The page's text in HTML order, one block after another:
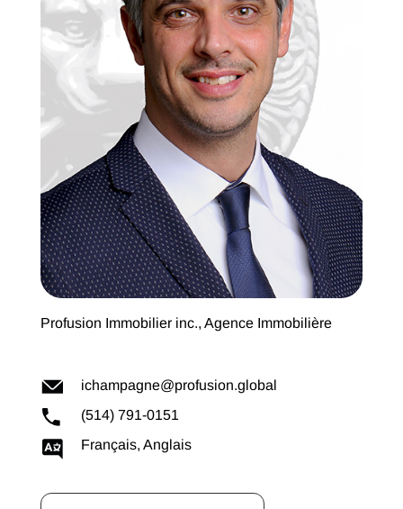
Profusion Immobilier inc., Agence Immobilière
ichampagne@profusion.global
(514) 791-0151
Français, Anglais